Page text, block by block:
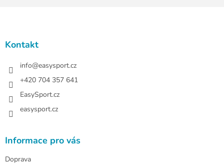
Kontakt
info@easysport.cz
+420 704 357 641
EasySport.cz
easysport.cz
Informace pro vás
Doprava